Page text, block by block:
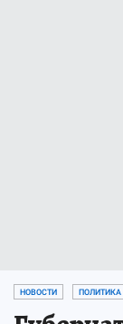
НОВОСТИ ПОЛИТИКА